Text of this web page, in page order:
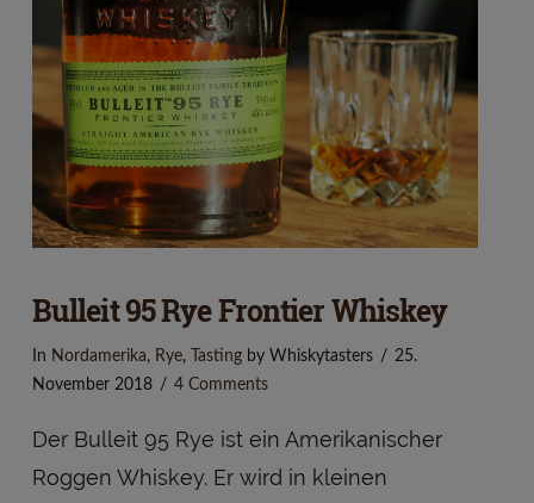
VIEW POST
Bulleit 95 Rye Frontier Whiskey
In Nordamerika, Rye, Tastingby Whiskytasters
25.
November 2018
4 Comments
Der Bulleit 95 Rye ist ein Amerikanischer
Roggen Whiskey. Er wird in kleinen